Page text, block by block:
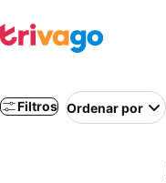
Filtros Ordenar por